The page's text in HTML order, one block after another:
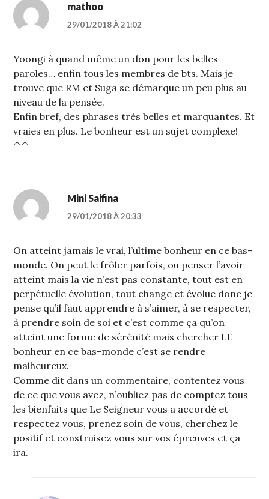
mathoo
29/01/2018 À 21:02
Yoongi à quand même un don pour les belles
paroles… enfin tous les membres de bts. Mais je
trouve que RM et Suga se démarque un peu plus au
niveau de la pensée.
Enfin bref, des phrases très belles et marquantes. Et
vraies en plus. Le bonheur est un sujet complexe!
^^
Mini Saifina
29/01/2018 À 20:33
On atteint jamais le vrai, l’ultime bonheur en ce bas-
monde. On peut le frôler parfois, ou penser l’avoir
atteint mais la vie n’est pas constante, tout est en
perpétuelle évolution, tout change et évolue donc je
pense qu’il faut apprendre à s’aimer, à se respecter,
à prendre soin de soi et c’est comme ça qu’on
atteint une forme de sérénité mais chercher LE
bonheur en ce bas-monde c’est se rendre
malheureux.
Comme dit dans un commentaire, contentez vous
de ce que vous avez, n’oubliez pas de comptez tous
les bienfaits que Le Seigneur vous a accordé et
respectez vous, prenez soin de vous, cherchez le
positif et construisez vous sur vos épreuves et ça
ira.